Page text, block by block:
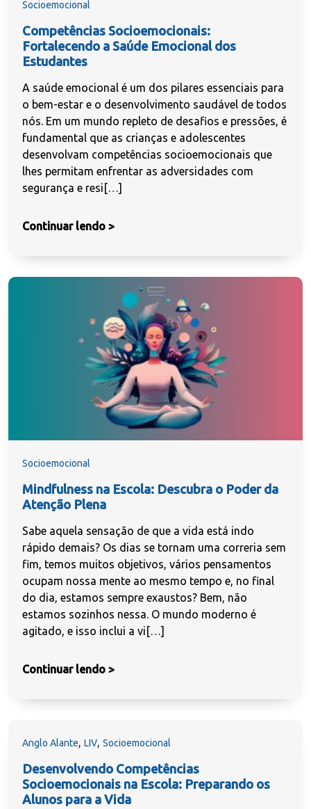
Socioemocional
Competências Socioemocionais:
Fortalecendo a Saúde Emocional dos
Estudantes
A saúde emocional é um dos pilares essenciais para
o bem-estar e o desenvolvimento saudável de todos
nós. Em um mundo repleto de desafios e pressões, é
fundamental que as crianças e adolescentes
desenvolvam competências socioemocionais que
lhes permitam enfrentar as adversidades com
segurança e resi[…]
Continuar lendo >
Socioemocional
Mindfulness na Escola: Descubra o Poder da
Atenção Plena
Sabe aquela sensação de que a vida está indo
rápido demais? Os dias se tornam uma correria sem
fim, temos muitos objetivos, vários pensamentos
ocupam nossa mente ao mesmo tempo e, no final
do dia, estamos sempre exaustos? Bem, não
estamos sozinhos nessa. O mundo moderno é
agitado, e isso inclui a vi[…]
Continuar lendo >
Anglo Alante, LIV, Socioemocional
Desenvolvendo Competências
Socioemocionais na Escola: Preparando os
Alunos para a Vida